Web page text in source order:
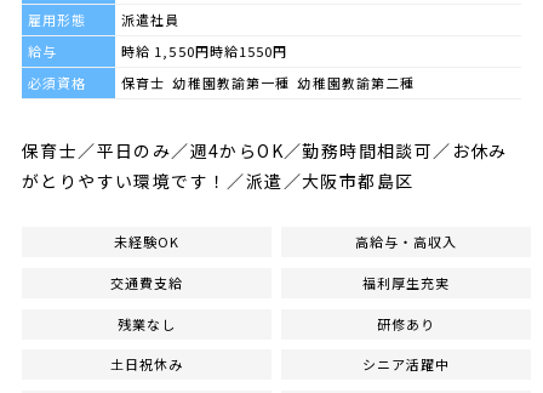
雇用形態
派遣社員
給与
時給 1,550円時給1550円
必須資格
保育士 幼稚園教諭第一種 幼稚園教諭第二種
保育士／平日のみ／週4からOK／勤務時間相談可／お休み
がとりやすい環境です！／派遣／大阪市都島区
未経験OK 高給与・高収入
交通費支給 福利厚生充実
残業なし 研修あり
土日祝休み シニア活躍中